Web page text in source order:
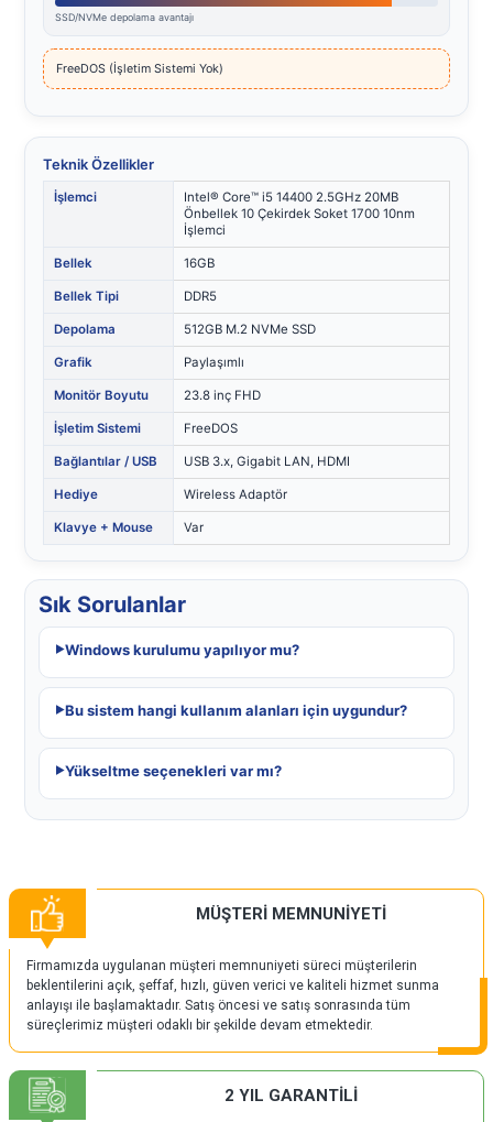
SSD/NVMe depolama avantajı
FreeDOS (İşletim Sistemi Yok)
Teknik Özellikler
İşlemci
Intel® Core™ i5 14400 2.5GHz 20MB
Önbellek 10 Çekirdek Soket 1700 10nm
İşlemci
Bellek 16GB
Bellek Tipi DDR5
Depolama 512GB M.2 NVMe SSD
Grafik Paylaşımlı
Monitör Boyutu 23.8 inç FHD
İşletim Sistemi FreeDOS
Bağlantılar / USB USB 3.x, Gigabit LAN, HDMI
Hediye Wireless Adaptör
Klavye + Mouse Var
Sık Sorulanlar
Windows kurulumu yapılıyor mu?
Bu sistem hangi kullanım alanları için uygundur?
Yükseltme seçenekleri var mı?
MÜŞTERİ MEMNUNİYETİ
Firmamızda uygulanan müşteri memnuniyeti süreci müşterilerin
beklentilerini açık, şeffaf, hızlı, güven verici ve kaliteli hizmet sunma
anlayışı ile başlamaktadır. Satış öncesi ve satış sonrasında tüm
süreçlerimiz müşteri odaklı bir şekilde devam etmektedir.
2 YIL GARANTİLİ